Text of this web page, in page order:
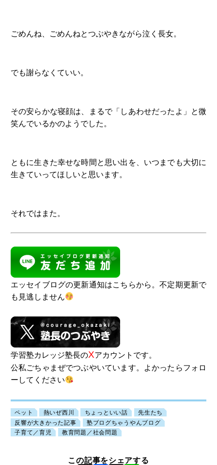
ごめんね、ごめんねとつぶやきながら泣く長女。
でも謝らなくていい。
その安らかな寝顔は、まるで「しあわせだったよ」と微
笑んでいるかのようでした。
ともに生きた幸せな時間と思い出を、いつまでも大切に
生きていってほしいと思います。
それではまた。
エッセイブログの更新通知はこちらから。不定期更新で
も見逃しません
学習塾カレッジ塾長のXアカウントです。
公私ごちゃまぜでつぶやいています。よかったらフォロ
ーしてください
ペット 熱いぜ西川 ちょっといい話
先生たち
反響が大きかった記事
塾ブログちゃうやんブログ
子育て／育児
教育問題／社会問題